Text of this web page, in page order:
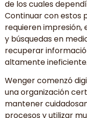
de los cuales
Continuar con estos
requieren
y búsquedas en
recuperar
altamente ineficiente.
Wenger comenzó
una organización
mantener
procesos y utilizar